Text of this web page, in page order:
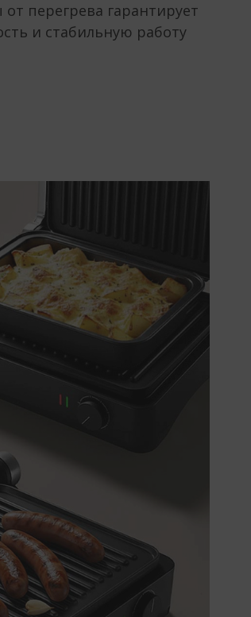
перегрева гарантирует
и стабильную работу